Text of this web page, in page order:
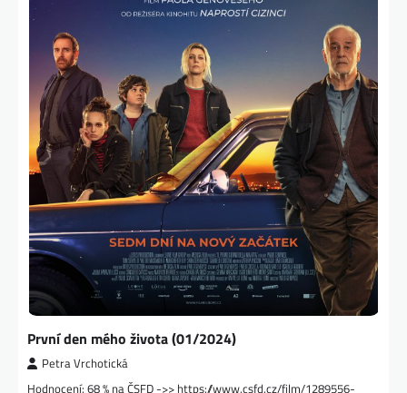
První den mého života (01/2024)
Petra Vrchotická
Hodnocení: 68 % na ČSFD ->> https://www.csfd.cz/film/1289556-